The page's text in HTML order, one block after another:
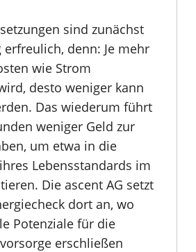
sind zunächst
denn: Je mehr
wie Strom
desto weniger kann
Das wiederum führt
weniger Geld zur
um etwa in die
Lebensstandards im
Die ascent AG setzt
dort an, wo
Potenziale für die
erschließen